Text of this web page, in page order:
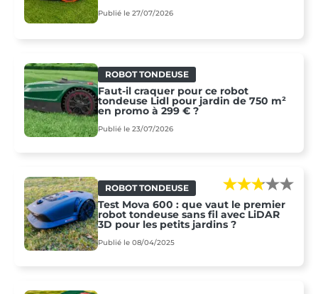
Publié le 27/07/2026
ROBOT TONDEUSE
Faut-il craquer pour ce robot
tondeuse Lidl pour jardin de 750 m²
en promo à 299 € ?
Publié le 23/07/2026
ROBOT TONDEUSE
Test Mova 600 : que vaut le premier
robot tondeuse sans fil avec LiDAR
3D pour les petits jardins ?
Publié le 08/04/2025